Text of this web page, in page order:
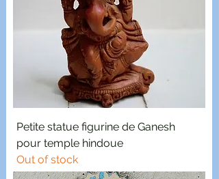
Petite statue figurine de Ganesh
pour temple hindoue
Out of stock